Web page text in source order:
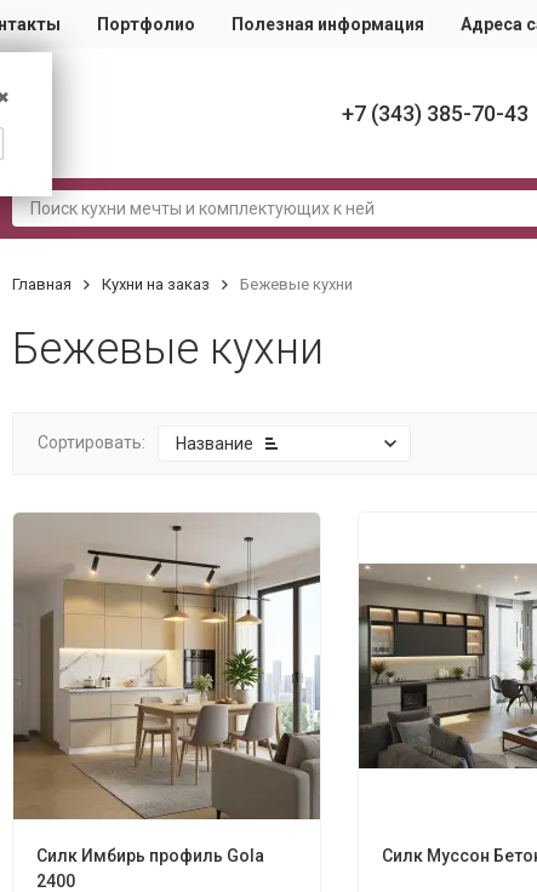
Портфолио Полезная информация Адреса
+7 (343) 385-70-43
Главная Кухни на заказ Бежевые кухни
Бежевые кухни
Сортировать: Название
Силк Имбирь профиль Gola
2400
Силк Муссон
Gola 3280х2400